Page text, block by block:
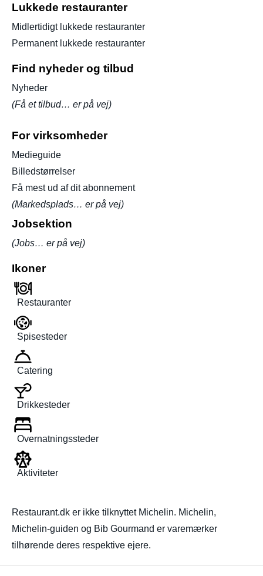
Lukkede restauranter
Midlertidigt lukkede restauranter
Permanent lukkede restauranter
Find nyheder og tilbud
Nyheder
(Få et tilbud… er på vej)
For virksomheder
Medieguide
Billedstørrelser
Få mest ud af dit abonnement
(Markedsplads… er på vej)
Jobsektion
(Jobs… er på vej)
Ikoner
Restauranter
Spisesteder
Catering
Drikkesteder
Overnatningssteder
Aktiviteter
Restaurant.dk er ikke tilknyttet Michelin. Michelin,
Michelin-guiden og Bib Gourmand er varemærker
tilhørende deres respektive ejere.